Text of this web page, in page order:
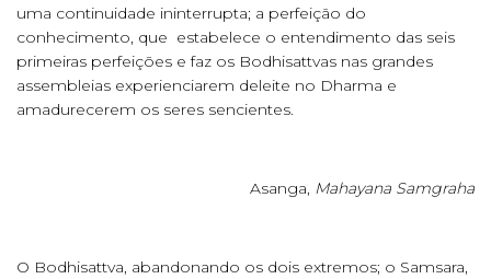
uma continuidade ininterrupta; a perfeição do
conhecimento, que estabelece o entendimento das seis
primeiras perfeições e faz os Bodhisattvas nas grandes
assembleias experienciarem deleite no Dharma e
amadurecerem os seres sencientes.
Asanga, Mahayana Samgraha
O Bodhisattva, abandonando os dois extremos; o Samsara,